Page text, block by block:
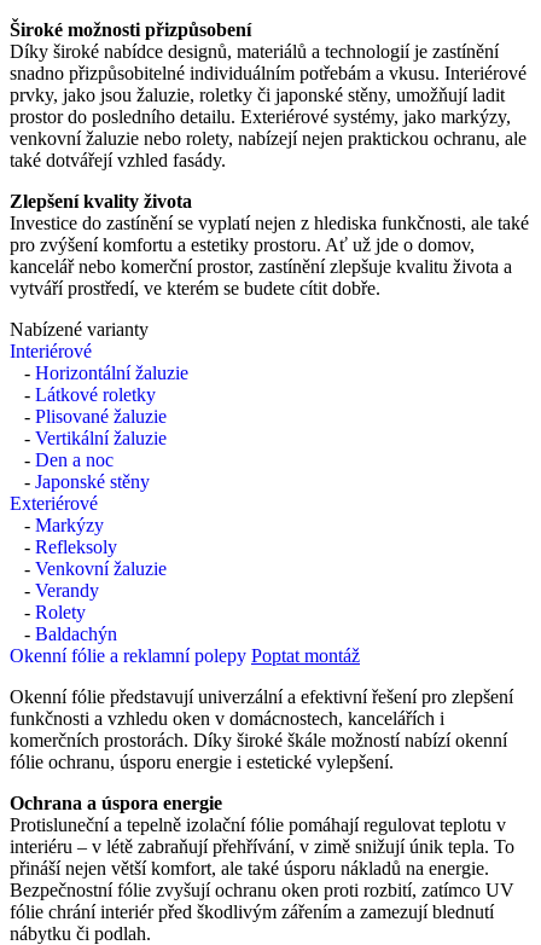
Široké možnosti přizpůsobení
Díky široké nabídce designů, materiálů a technologií je zastínění
snadno přizpůsobitelné individuálním potřebám a vkusu. Interiérové
prvky, jako jsou žaluzie, roletky či japonské stěny, umožňují ladit
prostor do posledního detailu. Exteriérové systémy, jako markýzy,
venkovní žaluzie nebo rolety, nabízejí nejen praktickou ochranu, ale
také dotvářejí vzhled fasády.
Zlepšení kvality života
Investice do zastínění se vyplatí nejen z hlediska funkčnosti, ale také
pro zvýšení komfortu a estetiky prostoru. Ať už jde o domov,
kancelář nebo komerční prostor, zastínění zlepšuje kvalitu života a
vytváří prostředí, ve kterém se budete cítit dobře.
Nabízené varianty
Interiérové
- Horizontální žaluzie
- Látkové roletky
- Plisované žaluzie
- Vertikální žaluzie
- Den a noc
- Japonské stěny
Exteriérové
- Markýzy
- Refleksoly
- Venkovní žaluzie
- Verandy
- Rolety
- Baldachýn
Okenní fólie a reklamní polepy Poptat montáž
Okenní fólie představují univerzální a efektivní řešení pro zlepšení
funkčnosti a vzhledu oken v domácnostech, kancelářích i
komerčních prostorách. Díky široké škále možností nabízí okenní
fólie ochranu, úsporu energie i estetické vylepšení.
Ochrana a úspora energie
Protisluneční a tepelně izolační fólie pomáhají regulovat teplotu v
interiéru – v létě zabraňují přehřívání, v zimě snižují únik tepla. To
přináší nejen větší komfort, ale také úsporu nákladů na energie.
Bezpečnostní fólie zvyšují ochranu oken proti rozbití, zatímco UV
fólie chrání interiér před škodlivým zářením a zamezují blednutí
nábytku či podlah.